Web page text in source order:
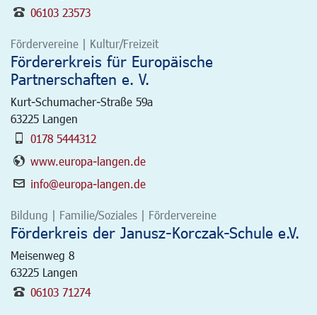
06103 23573
Fördervereine | Kultur/Freizeit
Fördererkreis für Europäische
Partnerschaften e. V.
Kurt-Schumacher-Straße 59a
63225 Langen
0178 5444312
www.europa-langen.de
info@europa-langen.de
Bildung | Familie/Soziales | Fördervereine
Förderkreis der Janusz-Korczak-Schule e.V.
Meisenweg 8
63225 Langen
06103 71274